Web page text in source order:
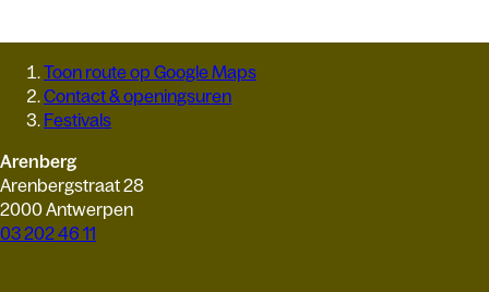
Toon route op Google Maps
Contact & openingsuren
Festivals
Arenberg
Arenbergstraat 28
2000 Antwerpen
03 202 46 11